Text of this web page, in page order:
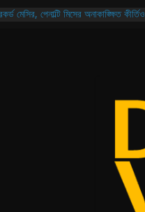
মেসির, পেনাল্টি মিসের অনাকাঙ্ক্ষিত কীর্তিও